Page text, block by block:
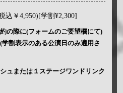
込￥4,950)[学割¥2,300]
の際に(フォームのご要望欄にて)
割表示のある公演日のみ適用さ
ュまたは１ステージワンドリンク